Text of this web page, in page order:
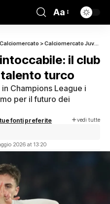
Aa
Calciomercato >Calciomercato Juventus
il club
turco
Champions League i
per il futuro dei
fonti preferite vedi tutte
2026 at 13:20